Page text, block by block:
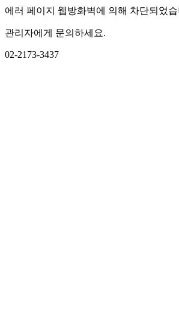
에러 페이지 웹방화벽에 의해 차단되었
관리자에게 문의하세요.
02-2173-3437